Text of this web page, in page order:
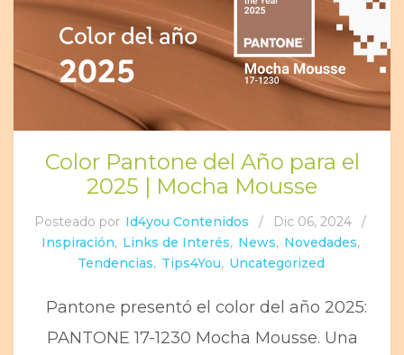
Color Pantone del Año para el
2025 | Mocha Mousse
Posteado por Id4you Contenidos / Dic 06, 2024
/
Inspiración, Links de Interés, News, Novedades,
Tendencias, Tips4You, Uncategorized
Pantone presentó el color del año 2025:
PANTONE 17-1230 Mocha Mousse. Una